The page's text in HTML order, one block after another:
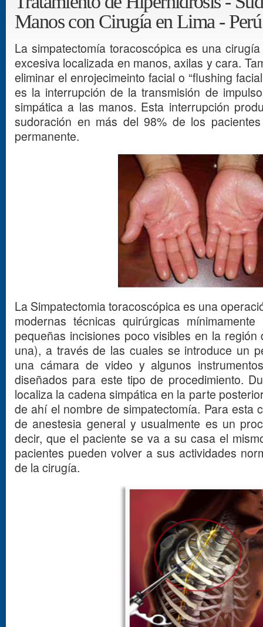
Manos con Cirugía en Lima - Perú
La simpatectomía toracoscópica es una
excesiva localizada en manos, axilas y cara.
eliminar el enrojecimeinto facial o “flushing
es la interrupción de la transmisión de
simpática a las manos. Esta interrupción
sudoración en más del 98% de los
permanente.
La Simpatectomia toracoscópica es una
modernas técnicas quirúrgicas
pequeñas incisiones poco visibles en la
una), a través de las cuales se introduce un
una cámara de video y algunos
diseñados para este tipo de procedimiento.
localiza la cadena simpática en la parte
de ahí el nombre de simpatectomía. Para esta
de anestesia general y usualmente es un
decir, que el paciente se va a su casa el
pacientes pueden volver a sus actividades
de la cirugía.